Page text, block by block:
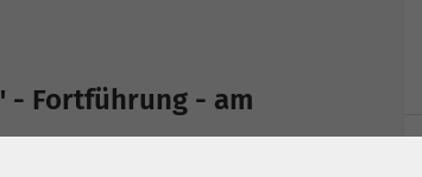
- Fortführung - am